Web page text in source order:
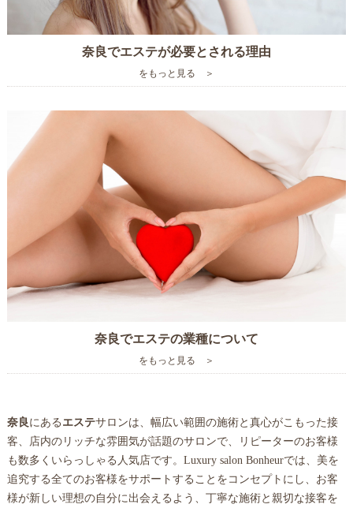
奈良でエステが必要とされる理由
をもっと見る ＞
奈良でエステの業種について
をもっと見る ＞
奈良にある エステサロンは、幅広い範囲の施術と真心がこもった接
客、店内のリッチな雰囲気が話題のサロンで、リピーターのお客様
も数多くいらっしゃる人気店です。Luxury salon Bonheurでは、美を
追究する全てのお客様をサポートすることをコンセプトにし、お客
様が新しい理想の自分に出会えるよう、丁寧な施術と親切な接客を